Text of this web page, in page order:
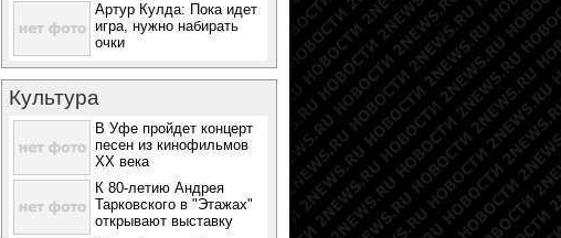
Артур Кулда: Пока идет
игра, нужно набирать
очки
Культура
В Уфе пройдет концерт
песен из кинофильмов
ХХ века
К 80-летию Андрея
Тарковского в "Этажах"
открывают выставку